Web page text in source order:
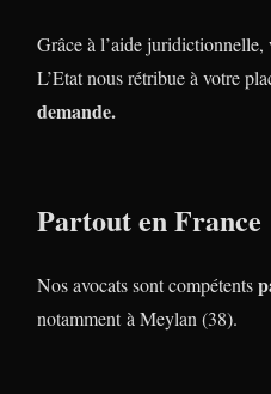
Grâce à l’aide juridictionnelle,
L’Etat nous rétribue à votre
demande.
Partout en France
Nos avocats sont compétents
notamment à Meylan (38).